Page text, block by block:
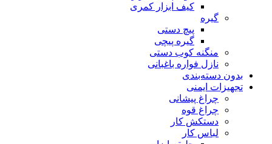
کیف ابزار کمری
گیره
پیچ دستی
گیره پیچی
منگنه کوب دستی
نازل فواره باغبانی
بدون دسته‌بندی
تجهیزات ایمنی
چراغ پیشانی
چراغ قوه
دستکش کار
لباس کار